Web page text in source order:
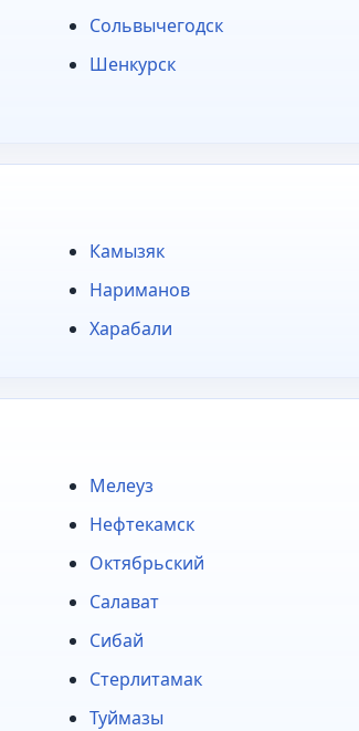
Сольвычегодск
Шенкурск
Камызяк
Нариманов
Харабали
Мелеуз
Нефтекамск
Октябрьский
Салават
Сибай
Стерлитамак
Туймазы